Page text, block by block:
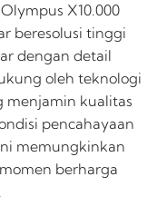
X10.000
beresolusi tinggi
dengan detail
oleh teknologi
menjamin kualitas
pencahayaan
memungkinkan
berharga